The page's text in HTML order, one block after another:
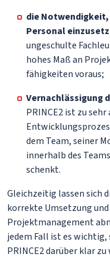
die
Personal
ungeschulte
hohes Maß an
fähigkeiten voraus;
Vernachlässigung
PRINCE2 ist zu
dem Team, seiner
innerhalb des
schenkt.
Gleichzeitig lassen sich
korrekte Umsetzung
Projektmanagement
jedem Fall ist es wichtig,
PRINCE2 darüber klar